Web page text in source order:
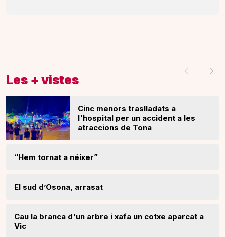
Les + vistes
Cinc menors traslladats a
l'hospital per un accident a les
atraccions de Tona
“Hem tornat a néixer”
El sud d’Osona, arrasat
Cau la branca d'un arbre i xafa un cotxe aparcat a
Vic